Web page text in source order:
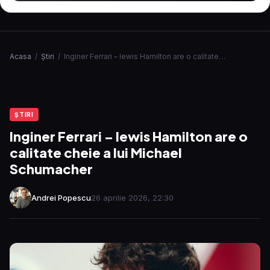
Acasa / Ştiri / Inginer Ferrari – lewis Hamilton are o calitate…
ŞTIRI
Inginer Ferrari – lewis Hamilton are o
calitate cheie a lui Michael
Schumacher
Andrei Popescu26 aprilie 2026, 22:30